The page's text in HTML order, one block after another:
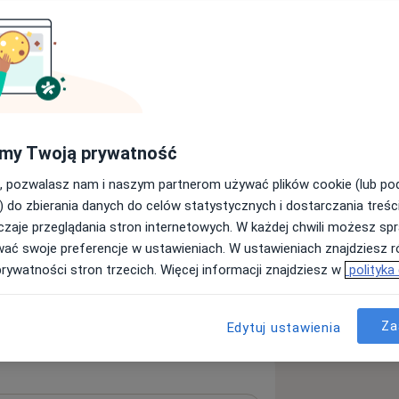
na Tobie
dziedzinach, którzy skupiają
lekarskie na Tobie. Należą do
zjazdach, sympozjach, udzielają się
jest licznymi dyplomami i
Płodowej w przypadku lekarzy
Konsultanta Laktacyjnego
Większość z lekarzy posiada
ośrodkach medycznych w Polsce.
zadanie spełniać jeden cel:
takich jak Ty.
branży medycznej. Dysponujemy
Pokaż wszystkie
Ortopedia Chirurgia Psychiatria
Twoją prywatność
pozwalasz nam i naszym partnerom używać plików cookie (lub
do zbierania danych do celów statystycznych i dostarczania
przeglądania stron internetowych. W każdej chwili możesz
swoje preferencje w ustawieniach. W ustawieniach znajdziesz
stron trzecich. Więcej informacji znajdziesz w polityka
Edytuj ustawienia